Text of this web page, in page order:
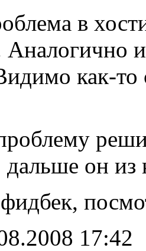
в
Аналогично
как-то
он из
17:42